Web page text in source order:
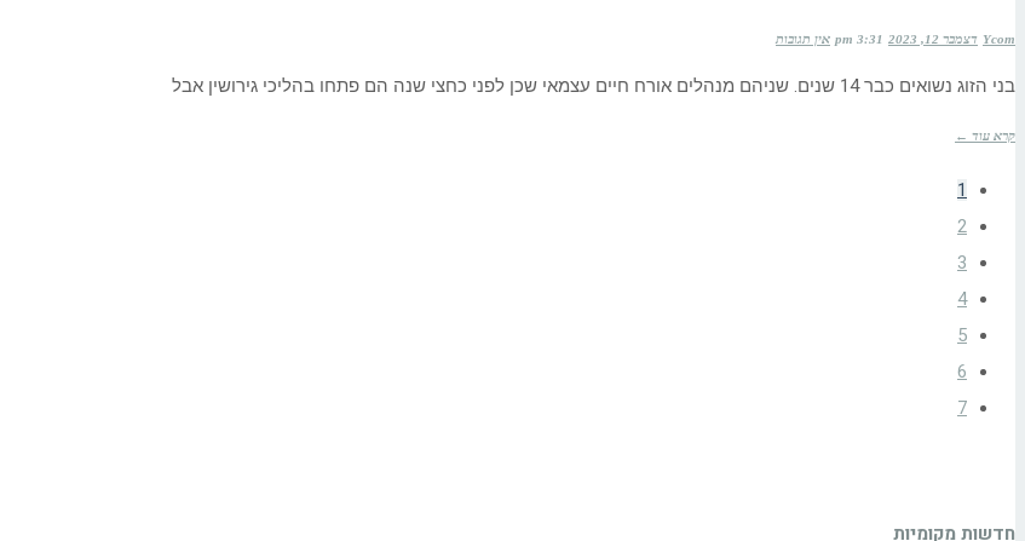
Ycom דצמבר 12, 2023 3:31 pm אין תגובות
בני הזוג נשואים כבר 14 שנים. שניהם מנהלים אורח חיים עצמאי שכן לפני כחצי שנה הם פתחו בהליכי גירושין אבל
קרא עוד ←
1
2
3
4
5
6
7
חדשות מקומיות